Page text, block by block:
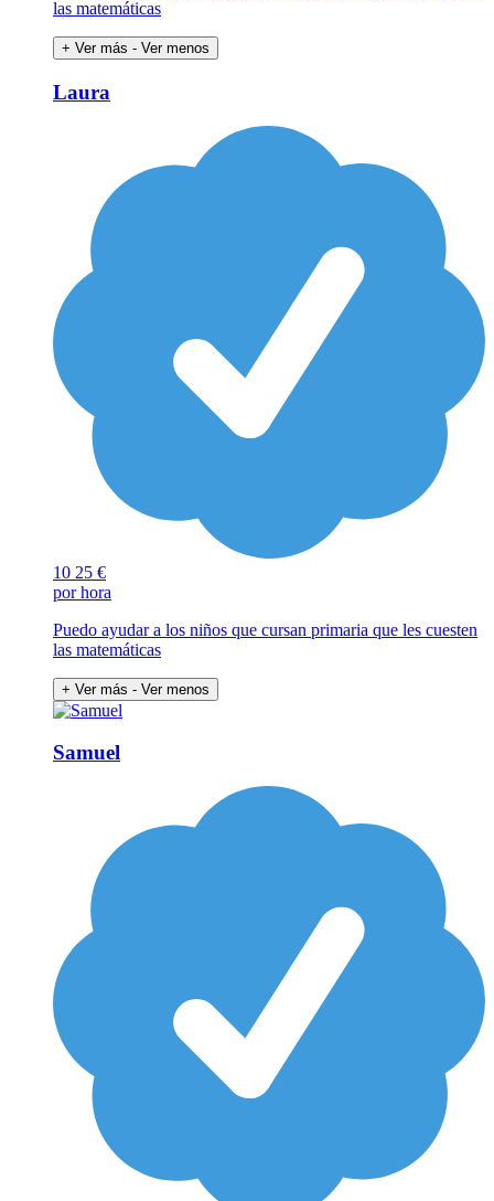
las matemáticas
+ Ver más - Ver menos
Laura
10 25 €
por hora
Puedo ayudar a los niños que cursan primaria que les cuesten
las matemáticas
+ Ver más - Ver menos
Samuel